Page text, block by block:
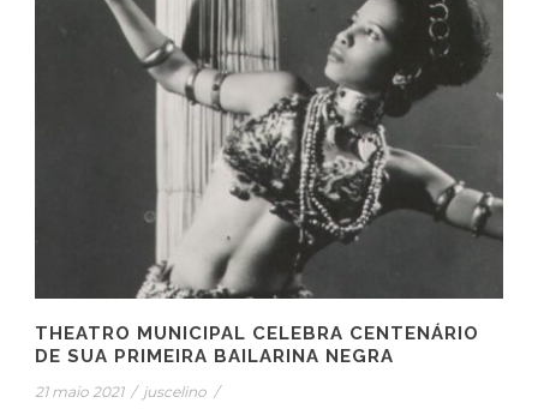
THEATRO MUNICIPAL CELEBRA CENTENÁRIO
DE SUA PRIMEIRA BAILARINA NEGRA
21 maio 2021 / juscelino /